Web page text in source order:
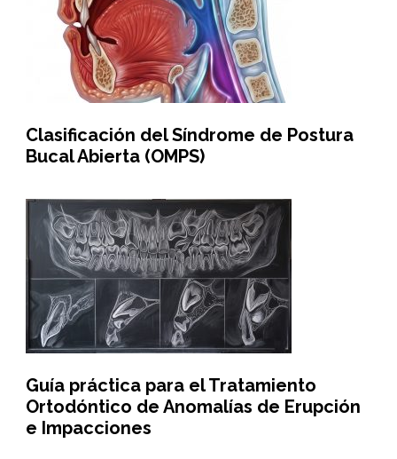
Clasificación del Síndrome de Postura
Bucal Abierta (OMPS)
Guía práctica para el Tratamiento
Ortodóntico de Anomalías de Erupción
e Impacciones